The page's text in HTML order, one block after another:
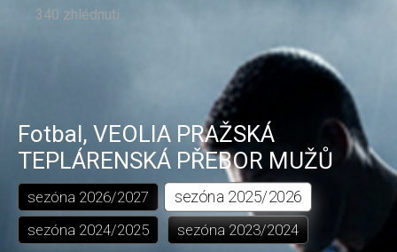
340 zhlédnutí
Fotbal, VEOLIA PRAŽSKÁ
TEPLÁRENSKÁ PŘEBOR MUŽŮ
sezóna 2026/2027 sezóna 2025/2026
sezóna 2024/2025 sezóna 2023/2024